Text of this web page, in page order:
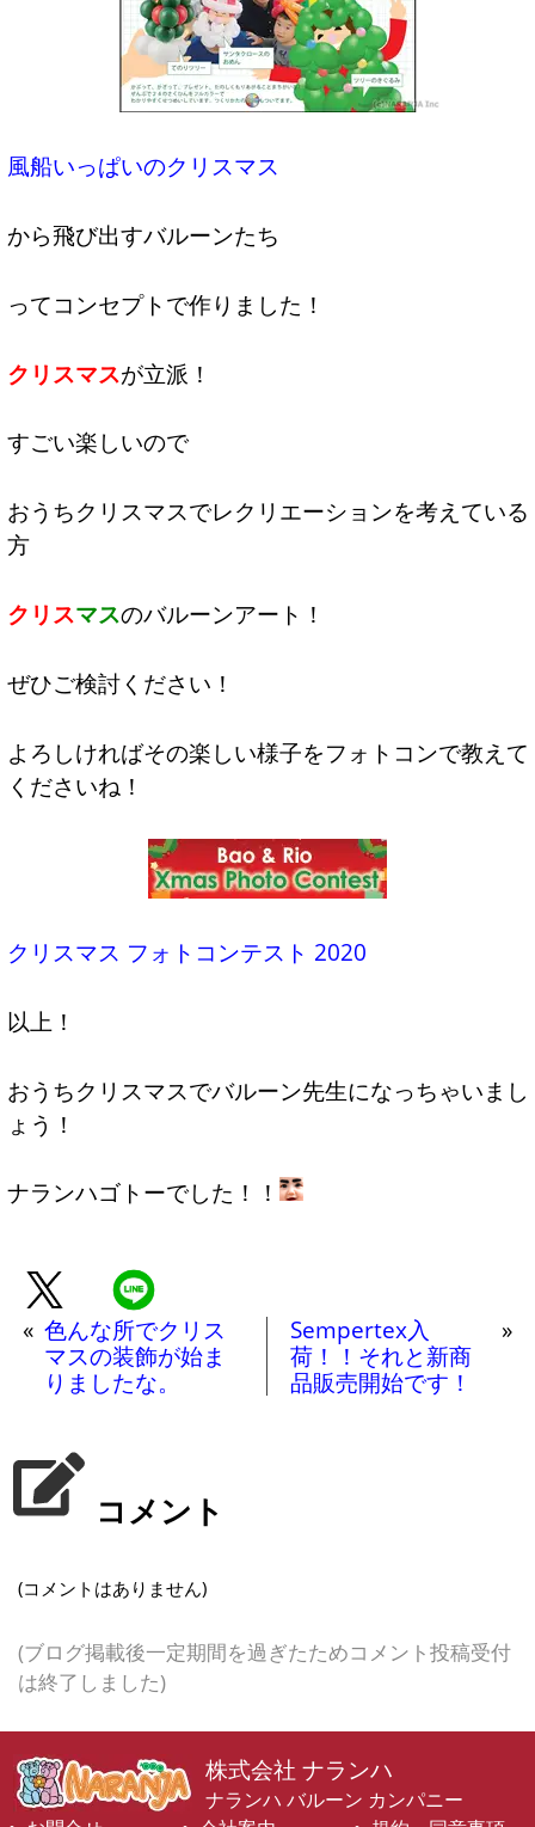
風船いっぱいのクリスマス
から飛び出すバルーンたち
ってコンセプトで作りました！
クリスマスが立派！
すごい楽しいので
おうちクリスマスでレクリエーションを考えている
方
クリスマスのバルーンアート！
ぜひご検討ください！
よろしければその楽しい様子をフォトコンで教えて
くださいね！
クリスマス フォトコンテスト 2020
以上！
おうちクリスマスでバルーン先生になっちゃいまし
ょう！
ナランハゴトーでした！！
« 色んな所でクリス
マスの装飾が始ま
りましたな。
Sempertex入
荷！！それと新商
品販売開始です！
»
コメント
(コメントはありません)
(ブログ掲載後一定期間を過ぎたためコメント投稿受付
は終了しました)
株式会社 ナランハ
ナランハ バルーン カンパニー